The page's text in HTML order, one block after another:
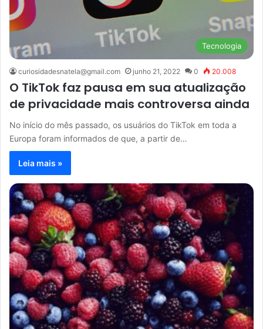
Tecnologia
curiosidadesnatela@gmail.com junho 21, 2022 0 20.008
O TikTok faz pausa em sua atualização
de privacidade mais controversa ainda
No início do mês passado, os usuários do TikTok em toda a
Europa foram informados de que, a partir de…
Leia mais »